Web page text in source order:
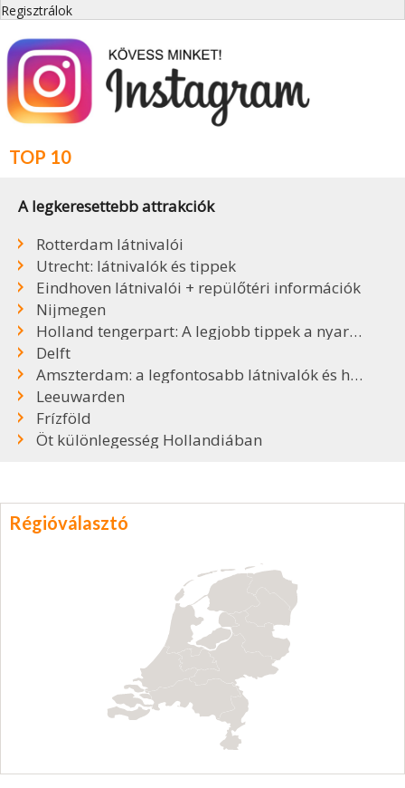
Regisztrálok
TOP 10
A legkeresettebb attrakciók
Rotterdam látnivalói
Utrecht: látnivalók és tippek
Eindhoven látnivalói + repülőtéri információk
Nijmegen
Holland tengerpart: A legjobb tippek a nyaraláshoz
Delft
Amszterdam: a legfontosabb látnivalók és hasznos tudnivalók
Leeuwarden
Frízföld
Öt különlegesség Hollandiában
Régióválasztó